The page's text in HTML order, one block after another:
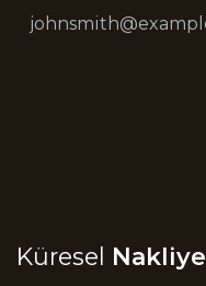
Küresel Nakliye